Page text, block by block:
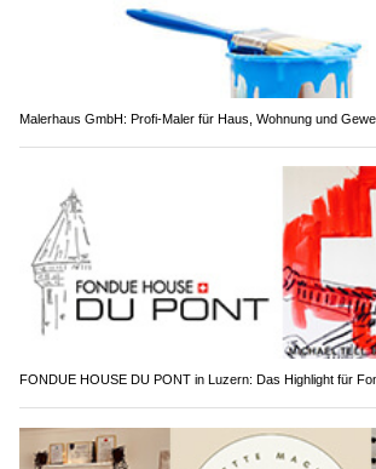
Malerhaus GmbH: Profi-Maler für Haus, Wohnung und
FONDUE HOUSE DU PONT in Luzern: Das Highlight für